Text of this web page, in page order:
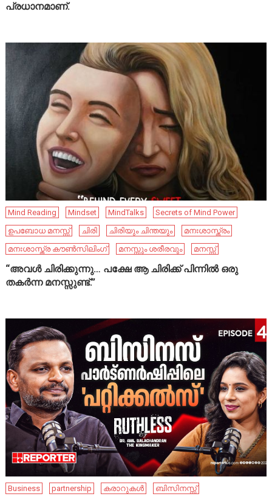
പ്രധാനമാണ്.
Mind Reading Mindset MindTalks
Secrets of Mind Power
ഉപബോധ മനസ്സ്
ചിരി ചിരിയും ചിന്തയും
മനഃശാസ്ത്രം
മനഃശാസ്ത്ര കൗൺസിലിംഗ്
മനസ്സും ശരീരവും മനസ്സ്
“അവൾ ചിരിക്കുന്നു… പക്ഷേ ആ ചിരിക്ക് പിന്നിൽ ഒരു
തകർന്ന മനസ്സുണ്ട്.”
Business partnership കരാറുകൾ ബിസിനസ്സ്